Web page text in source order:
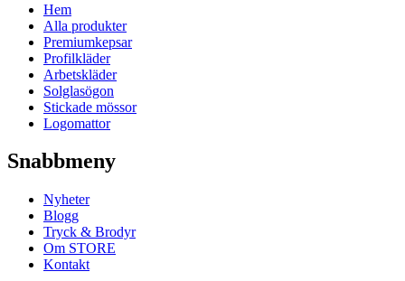
Hem
Alla produkter
Premiumkepsar
Profilkläder
Arbetskläder
Solglasögon
Stickade mössor
Logomattor
Snabbmeny
Nyheter
Blogg
Tryck & Brodyr
Om STORE
Kontakt